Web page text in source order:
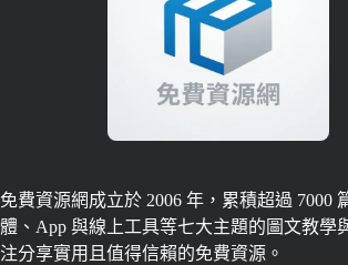
免費資源網成立於 2006 年，累積超過 7000
體、App 與線上工具等七大主題的圖文教學
注分享實用且值得信賴的免費資源。